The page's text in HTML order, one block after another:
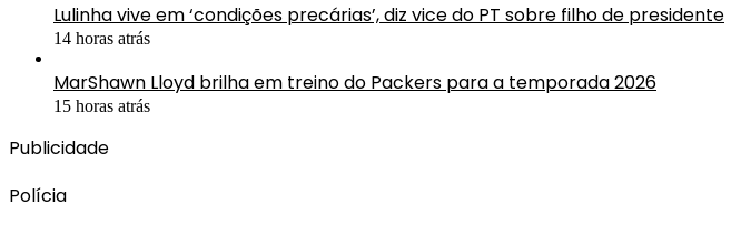
Lulinha vive em ‘condições precárias’, diz vice do PT sobre filho de presidente
14 horas atrás
MarShawn Lloyd brilha em treino do Packers para a temporada 2026
15 horas atrás
Publicidade
Polícia